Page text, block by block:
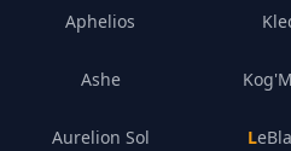
Aphelios
Ashe
Aurelion Sol